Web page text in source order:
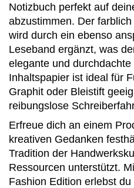
Notizbuch perfekt auf
abzustimmen. Der
wird durch ein ebenso
Leseband ergänzt, was
elegante und
Inhaltspapier ist ideal für
Graphit oder Bleistift
reibungslose
Erfreue dich an einem
kreativen Gedanken
Tradition der
Ressourcen unterstützt.
Fashion Edition erlebst